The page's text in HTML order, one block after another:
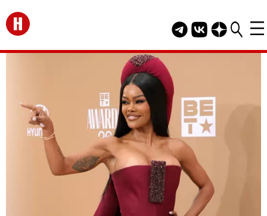
Перейти на главную
Telegram канал
Группа HELLO
Канал